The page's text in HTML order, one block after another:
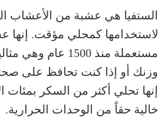
الستفيا هي عشبة من الأعشاب
لاستخدامها كمحلي مؤقت. إنها
مستعملة منذ 1500
وزنك أو إذا كنت تحافظ على
إنها تحلي أكثر من السكر
خالية حقاً من الوحدات الحرارية.